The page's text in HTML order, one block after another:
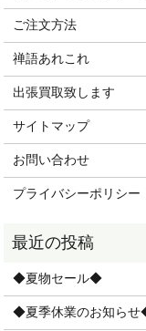
ご注文方法
禅語あれこれ
出張買取致します
サイトマップ
お問い合わせ
プライバシーポリシー
◆夏物セール◆
◆夏季休業のお知ら